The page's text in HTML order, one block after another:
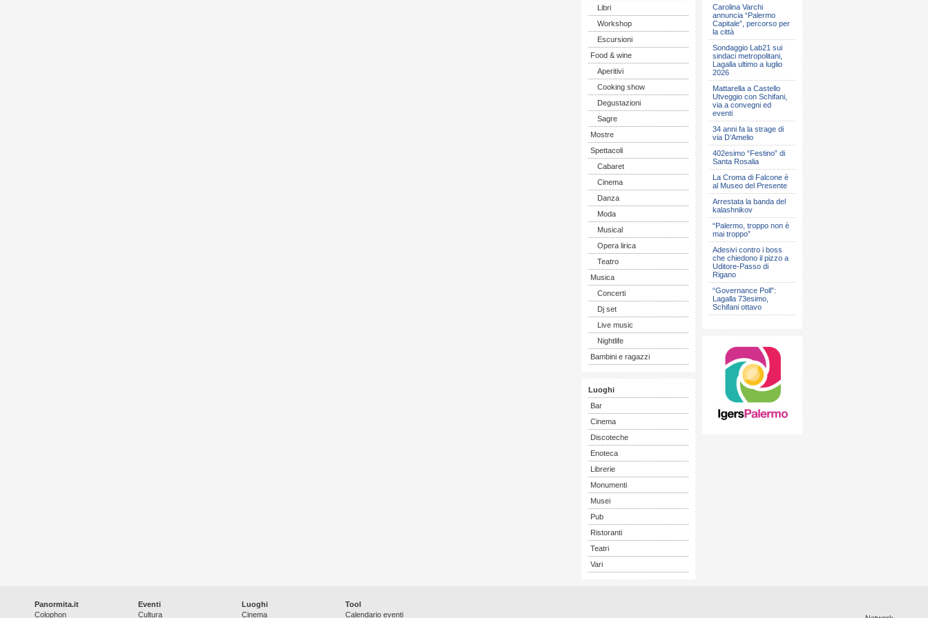
Libri
Workshop
Escursioni
Food & wine
Aperitivi
Cooking show
Degustazioni
Sagre
Mostre
Spettacoli
Cabaret
Cinema
Danza
Moda
Musical
Opera lirica
Teatro
Musica
Concerti
Dj set
Live music
Nightlife
Bambini e ragazzi
Luoghi
Bar
Cinema
Discoteche
Enoteca
Librerie
Monumenti
Musei
Pub
Ristoranti
Teatri
Vari
Carolina Varchi
annuncia “Palermo
Capitale”, percorso per
la città
Sondaggio Lab21 sui
sindaci metropolitani,
Lagalla ultimo a luglio
2026
Mattarella a Castello
Utveggio con Schifani,
via a convegni ed
eventi
34 anni fa la strage di
via D’Amelio
402esimo “Festino” di
Santa Rosalia
La Croma di Falcone è
al Museo del Presente
Arrestata la banda del
kalashnikov
“Palermo, troppo non è
mai troppo”
Adesivi contro i boss
che chiedono il pizzo a
Uditore-Passo di
Rigano
“Governance Poll”:
Lagalla 73esimo,
Schifani ottavo
Panormita.it
Colophon
Eventi
Cultura
Luoghi
Cinema
Tool
Calendario eventi